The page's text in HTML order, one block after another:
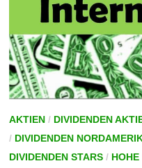
AKTIEN/ DIVIDENDEN
/ DIVIDENDEN
DIVIDENDEN STARS/ HOHE